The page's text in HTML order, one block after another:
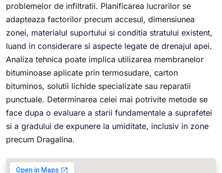
problemelor de infiltratii. Planificarea lucrarilor se
adapteaza factorilor precum accesul, dimensiunea
zonei, materialul suportului si conditia stratului existent,
luand in considerare si aspecte legate de drenajul apei.
Analiza tehnica poate implica utilizarea membranelor
bituminoase aplicate prin termosudare, carton
bituminos, solutii lichide specializate sau reparatii
punctuale. Determinarea celei mai potrivite metode se
face dupa o evaluare a starii fundamentale a suprafetei
si a gradului de expunere la umiditate, inclusiv in zone
precum Dragalina.